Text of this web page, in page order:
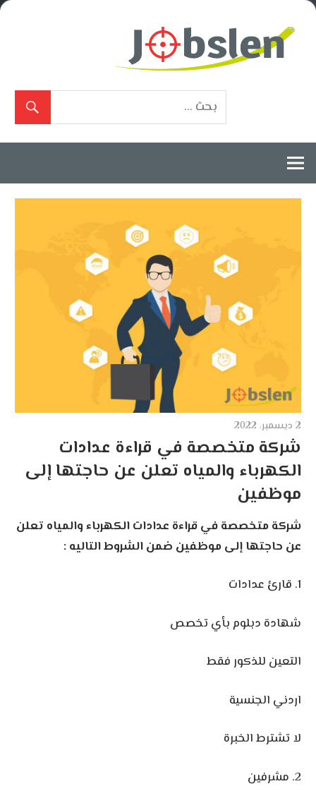
Skip
2 ديسمبر، 2022
شركة متخصصة في قراءة عدادات
الكهرباء والمياه تعلن عن حاجتها إلى
موظفين
شركة متخصصة في قراءة عدادات الكهرباء والمياه تعلن
عن حاجتها إلى موظفين ضمن الشروط التاليه :
1. قارئ عدادات
شهادة دبلوم بأي تخصص
التعين للذكور فقط
اردني الجنسية
لا تشترط الخبرة
2. مشرفين